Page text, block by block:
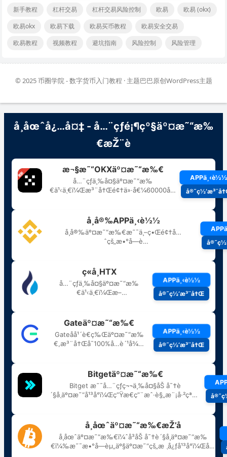
新手教程
杠杆交易 杠杆交易风险控制 欧易
欧易 (okx)
欧易okx
欧易下载 欧易买币教程
欧易安全交易
欧易教程
视频教程 避坑指南 风险控制 风险管理
© 2025币圈学院 - 数字货币入门教程 · 主题巴巴原创WordPress主题